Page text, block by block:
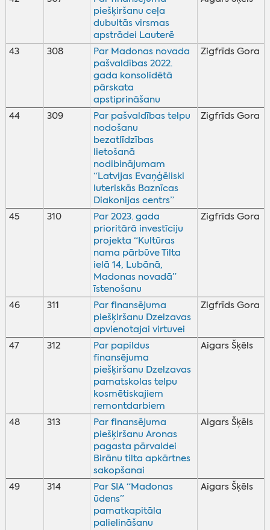
piešķiršanu ceļa
dubultās virsmas
apstrādei Lauterē
43 308
Par Madonas novada
pašvaldības 2022.
gada konsolidētā
pārskata
apstiprināšanu
Zigfrīds Gora
44 309
Par pašvaldības telpu
nodošanu
bezatlīdzības
lietošanā
nodibinājumam
“Latvijas Evaņģēliski
luteriskās Baznīcas
Diakonijas centrs”
Zigfrīds Gora
45 310
Par 2023. gada
prioritārā investīciju
projekta “Kultūras
nama pārbūve Tilta
ielā 14, Lubānā,
Madonas novadā”
īstenošanu
Zigfrīds Gora
46 311
Par finansējuma
piešķiršanu Dzelzavas
apvienotajai virtuvei
Zigfrīds Gora
47 312
Par papildus
finansējuma
piešķiršanu Dzelzavas
pamatskolas telpu
kosmētiskajiem
remontdarbiem
Aigars Šķēls
48 313
Par finansējuma
piešķiršanu Aronas
pagasta pārvaldei
Birānu tilta apkārtnes
sakopšanai
Aigars Šķēls
49 314
Par SIA “Madonas
ūdens”
pamatkapitāla
palielināšanu
Aigars Šķēls